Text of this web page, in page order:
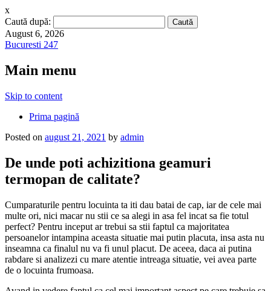
x
Caută după:
August 6, 2026
Bucuresti 247
Main menu
Skip to content
Prima pagină
Posted on august 21, 2021 by admin
De unde poti achizitiona geamuri
termopan de calitate?
Cumparaturile pentru locuinta ta iti dau batai de cap, iar de cele mai
multe ori, nici macar nu stii ce sa alegi in asa fel incat sa fie totul
perfect? Pentru inceput ar trebui sa stii faptul ca majoritatea
persoanelor intampina aceasta situatie mai putin placuta, insa asta nu
inseamna ca finalul nu va fi unul placut. De aceea, daca ai putina
rabdare si analizezi cu mare atentie intreaga situatie, vei avea parte
de o locuinta frumoasa.